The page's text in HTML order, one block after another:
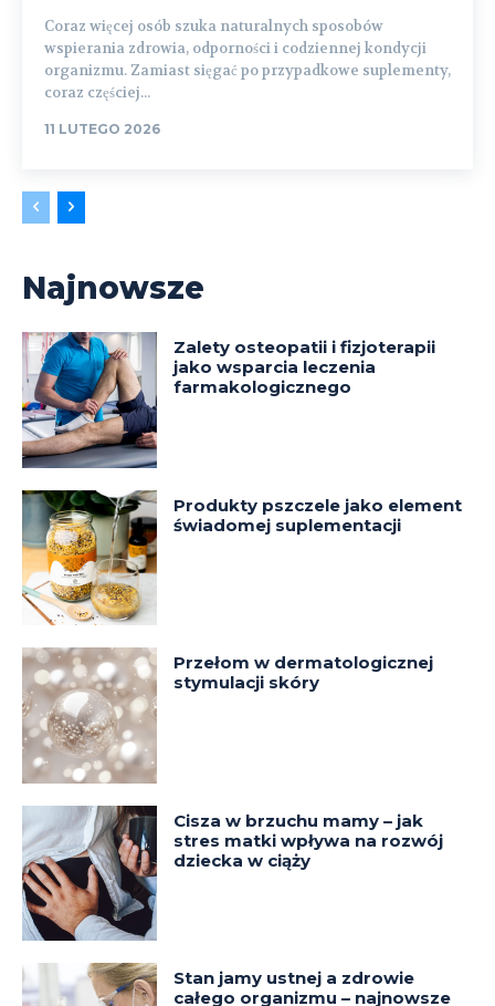
Coraz więcej osób szuka naturalnych sposobów
wspierania zdrowia, odporności i codziennej kondycji
organizmu. Zamiast sięgać po przypadkowe suplementy,
coraz częściej...
11 LUTEGO 2026
Najnowsze
Zalety osteopatii i fizjoterapii
jako wsparcia leczenia
farmakologicznego
Produkty pszczele jako element
świadomej suplementacji
Przełom w dermatologicznej
stymulacji skóry
Cisza w brzuchu mamy – jak
stres matki wpływa na rozwój
dziecka w ciąży
Stan jamy ustnej a zdrowie
całego organizmu – najnowsze